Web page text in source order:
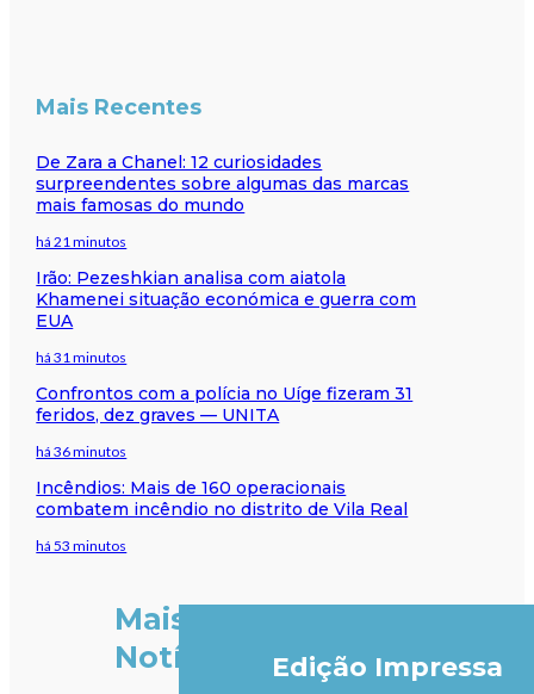
Mais Recentes
De Zara a Chanel: 12 curiosidades
surpreendentes sobre algumas das marcas
mais famosas do mundo
há 21 minutos
Irão: Pezeshkian analisa com aiatola
Khamenei situação económica e guerra com
EUA
há 31 minutos
Confrontos com a polícia no Uíge fizeram 31
feridos, dez graves — UNITA
há 36 minutos
Incêndios: Mais de 160 operacionais
combatem incêndio no distrito de Vila Real
há 53 minutos
Mais
Notícias
Edição Impressa